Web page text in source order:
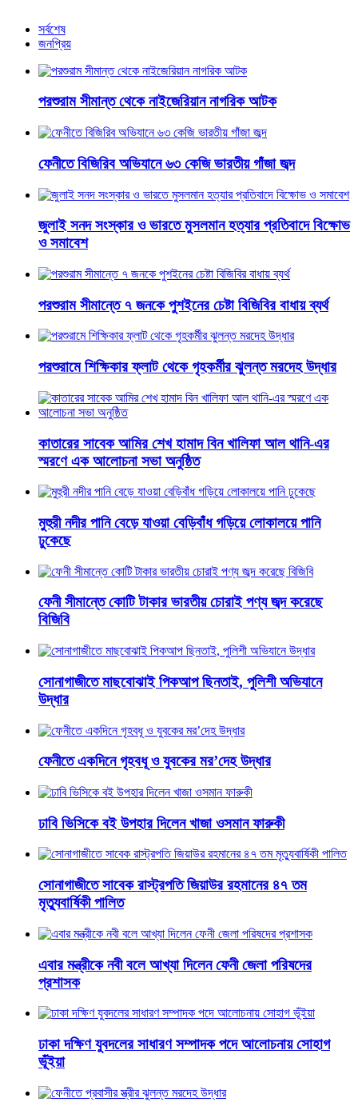
সর্বশেষ
জনপ্রিয়
পরশুরাম সীমান্ত থেকে নাইজেরিয়ান নাগরিক আটক
ফেনীতে বিজিরিব অভিযানে ৬৩ কেজি ভারতীয় গাঁজা জব্দ
জুলাই সনদ সংস্কার ও ভারতে মুসলমান হত্যার প্রতিবাদে বিক্ষোভ
ও সমাবেশ
পরশুরাম সীমান্তে ৭ জনকে পুশইনের চেষ্টা বিজিবির বাধায় ব্যর্থ
পরশুরামে শিক্ষিকার ফ্লাট থেকে গৃহকর্মীর ঝুলন্ত মরদেহ উদ্ধার
কাতারের সাবেক আমির শেখ হামাদ বিন খালিফা আল থানি-এর
স্মরণে এক আলোচনা সভা অনুষ্ঠিত
মুহুরী নদীর পানি বেড়ে যাওয়া বেড়িবাঁধ গড়িয়ে লোকালয়ে পানি
ঢুকেছে
ফেনী সীমান্তে কোটি টাকার ভারতীয় চোরাই পণ্য জব্দ করেছে
বিজিবি
সোনাগাজীতে মাছবোঝাই পিকআপ ছিনতাই, পুলিশী অভিযানে
উদ্ধার
ফেনীতে একদিনে গৃহবধূ ও যুবকের মর’দেহ উদ্ধার
ঢাবি ভিসিকে বই উপহার দিলেন খাজা ওসমান ফারুকী
সোনাগাজীতে সাবেক রাস্ট্রপতি জিয়াউর রহমানের ৪৭ তম
মৃত্যুবার্ষিকী পালিত
এবার মন্ত্রীকে নবী বলে আখ্যা দিলেন ফেনী জেলা পরিষদের
প্রশাসক
ঢাকা দক্ষিণ যুবদলের সাধারণ সম্পাদক পদে আলোচনায় সোহাগ
ভূঁইয়া